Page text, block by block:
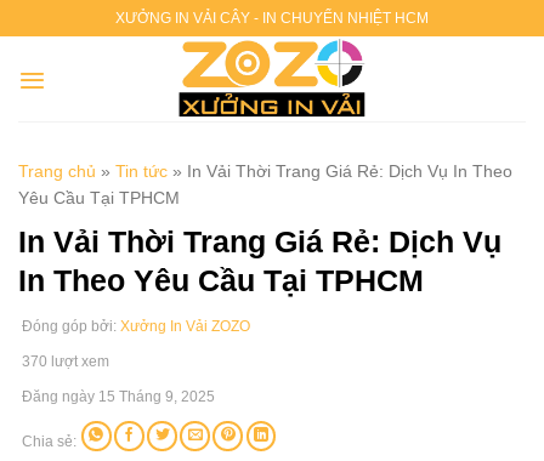
nội
XƯỞNG IN VẢI CÂY - IN CHUYỂN NHIỆT HCM
Trang chủ » Tin tức » In Vải Thời Trang Giá Rẻ: Dịch Vụ In Theo
Yêu Cầu Tại TPHCM
In Vải Thời Trang Giá Rẻ: Dịch Vụ
In Theo Yêu Cầu Tại TPHCM
Đóng góp bởi: Xưởng In Vải ZOZO
370 lượt xem
Đăng ngày 15 Tháng 9, 2025
Chia sẻ: